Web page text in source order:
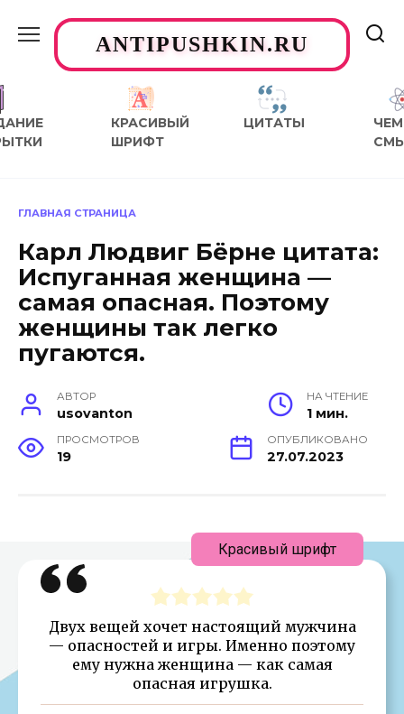
содержаниюANTIPUSHKIN.RU
КРАСИВЫЙ
ШРИФТ
ЦИТАТЫ
ЧЕМ
ГЛАВНАЯ СТРАНИЦА
Карл Людвиг Бёрне цитата:
Испуганная женщина —
самая опасная. Поэтому
женщины так легко
пугаются.
АВТОР
usovanton
НА ЧТЕНИЕ
1 мин.
ПРОСМОТРОВ
19
ОПУБЛИКОВАНО
27.07.2023
Двух вещей хочет настоящий мужчина
— опасностей и игры. Именно поэтому
ему нужна женщина — как самая
опасная игрушка.
Красивый шрифт